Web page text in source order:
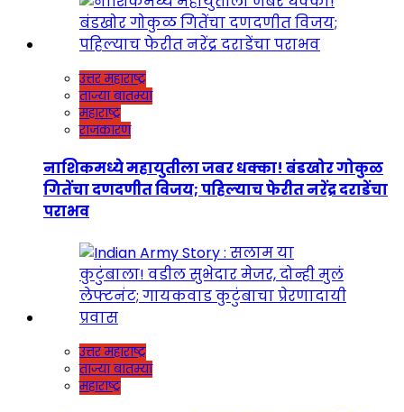
उत्तर महाराष्ट्र
ताज्या बातम्या
महाराष्ट्र
राजकारण
नाशिकमध्ये महायुतीला जबर धक्का! बंडखोर गोकुळ
गितेंचा दणदणीत विजय; पहिल्याच फेरीत नरेंद्र दराडेंचा
पराभव
उत्तर महाराष्ट्र
ताज्या बातम्या
महाराष्ट्र